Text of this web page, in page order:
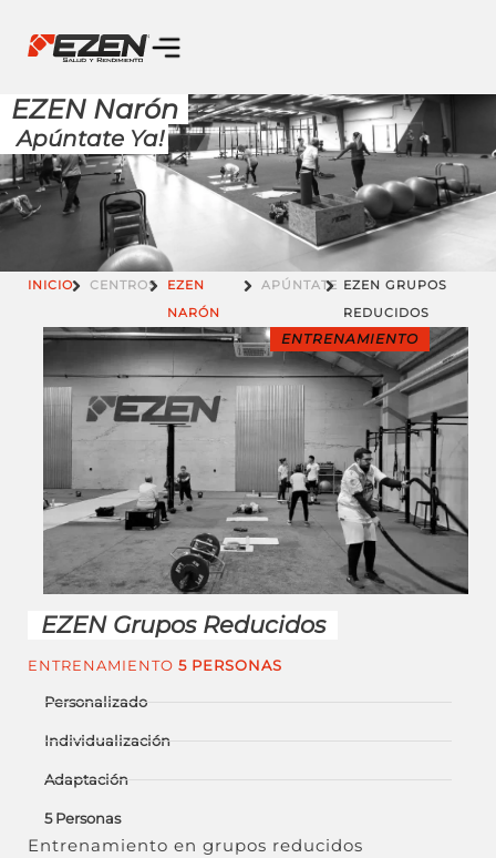
EZEN Narón
Apúntate Ya!
EZEN Grupos Reducidos
ENTRENAMIENTO 5 PERSONAS
Personalizado
Individualización
Adaptación
5 Personas
Entrenamiento en grupos reducidos
ENTRENAMIENTO
INICIO CENTROS
EZEN
NARÓN
APÚNTATE EZEN GRUPOS
REDUCIDOS